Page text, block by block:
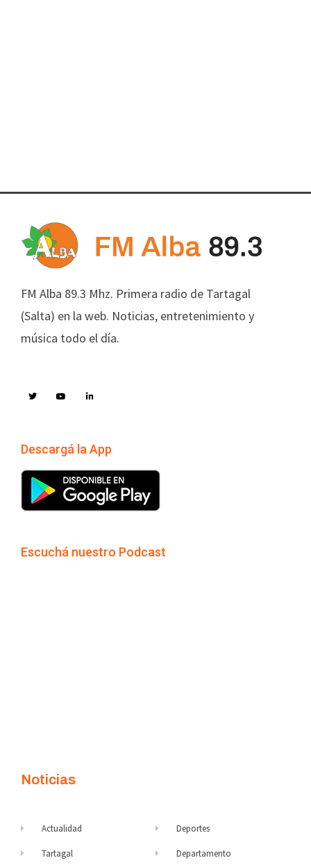
FM Alba 89.3 Mhz. Primera radio de Tartagal
(Salta) en la web. Noticias, entretenimiento y
música todo el día.
Descargá la App
Escuchá nuestro Podcast
Noticias
Actualidad
Tartagal
Deportes
Departamento